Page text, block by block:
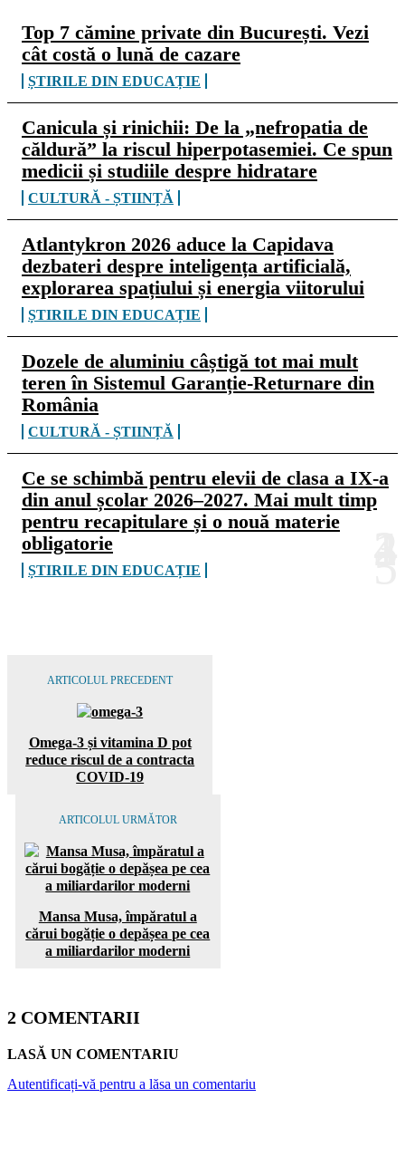
Top 7 cămine private din București. Vezi
cât costă o lună de cazare
ȘTIRILE DIN EDUCAȚIE
Canicula și rinichii: De la „nefropatia de
căldură” la riscul hiperpotasemiei. Ce spun
medicii și studiile despre hidratare
CULTURĂ - ȘTIINȚĂ
Atlantykron 2026 aduce la Capidava
dezbateri despre inteligența artificială,
explorarea spațiului și energia viitorului
ȘTIRILE DIN EDUCAȚIE
Dozele de aluminiu câștigă tot mai mult
teren în Sistemul Garanție-Returnare din
România
CULTURĂ - ȘTIINȚĂ
Ce se schimbă pentru elevii de clasa a IX-a
din anul școlar 2026–2027. Mai mult timp
pentru recapitulare și o nouă materie
obligatorie
ȘTIRILE DIN EDUCAȚIE
ARTICOLUL PRECEDENT
Omega-3 și vitamina D pot
reduce riscul de a contracta
COVID-19
ARTICOLUL URMĂTOR
Mansa Musa, împăratul a
cărui bogăție o depășea pe cea
a miliardarilor moderni
2 COMENTARII
LASĂ UN COMENTARIU
Autentificați-vă pentru a lăsa un comentariu